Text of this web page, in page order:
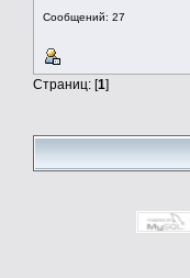
Сообщений: 27
Страниц: [1]